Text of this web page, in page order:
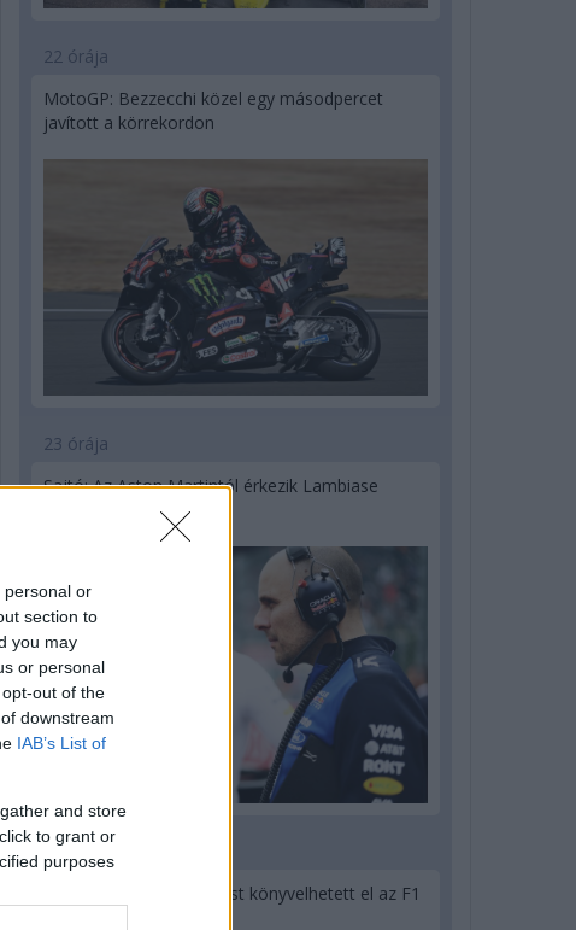
personal or
section to
you may
or personal
out of the
downstream
IAB’s List of
and store
to grant or
purposes
22 órája
MotoGP: Bezzecchi közel egy másodpercet
javított a körrekordon
23 órája
Sajtó: Az Aston Martintól érkezik Lambiase
utódja a Red Bullhoz?
1 napja
Óriási bevétel-visszaesést könyvelhetett el az F1